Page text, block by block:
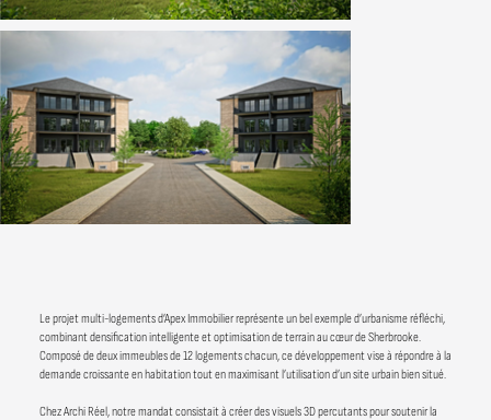
Le projet multi-logements d’Apex Immobilier représente un bel exemple d’urbanisme réfléchi,
combinant densification intelligente et optimisation de terrain au cœur de Sherbrooke.
Composé de deux immeubles de 12 logements chacun, ce développement vise à répondre à la
demande croissante en habitation tout en maximisant l’utilisation d’un site urbain bien situé.
Chez Archi Réel, notre mandat consistait à créer des visuels 3D percutants pour soutenir la